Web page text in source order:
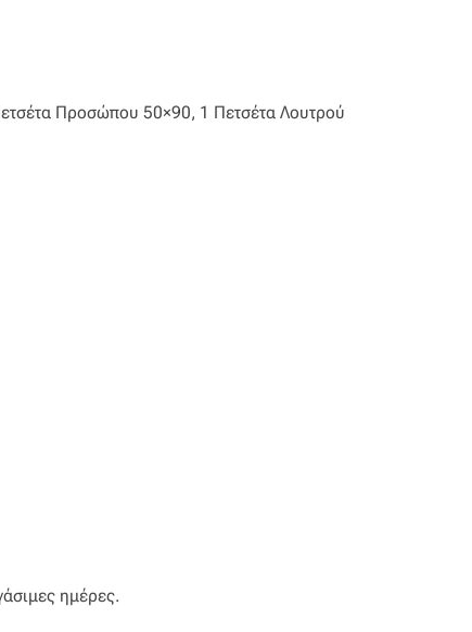
Προσώπου 50×90, 1 Πετσέτα Λουτρού
ημέρες.